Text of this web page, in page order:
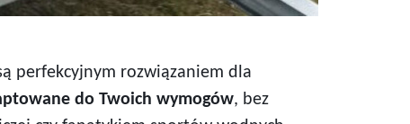
perfekcyjnym rozwiązaniem dla
do Twoich wymogów, bez